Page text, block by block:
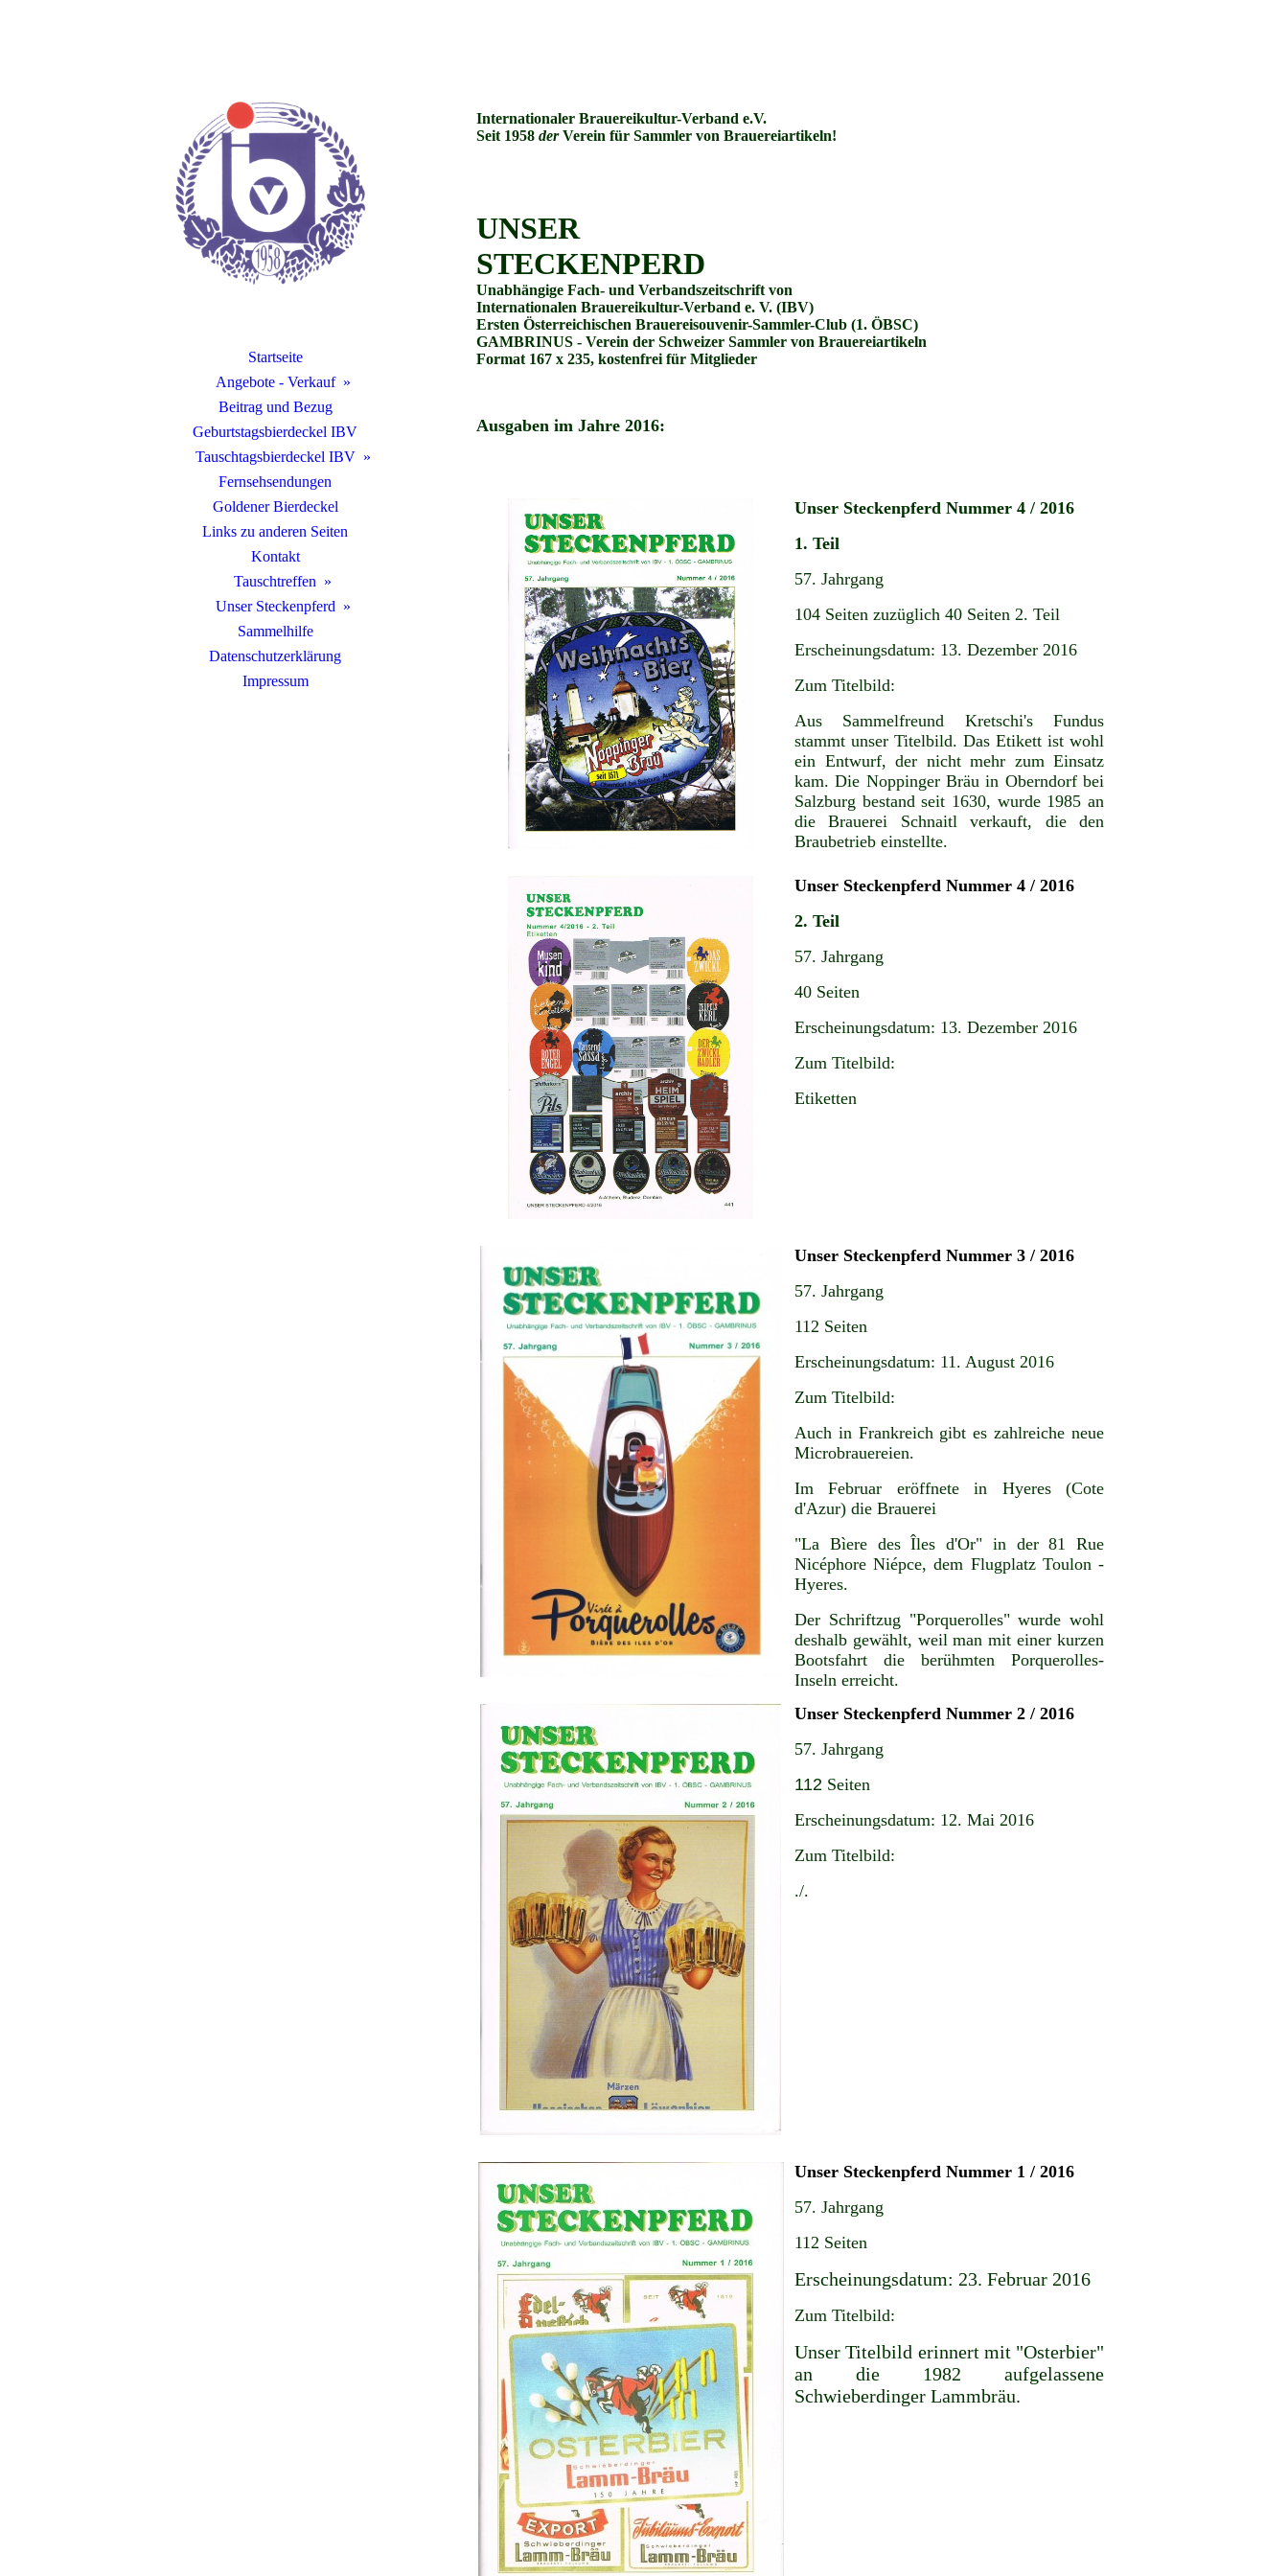
Startseite
Angebote - Verkauf
Beitrag und Bezug
Geburtstagsbierdeckel IBV
Tauschtagsbierdeckel IBV
Fernsehsendungen
Goldener Bierdeckel
Links zu anderen Seiten
Kontakt
Tauschtreffen
Unser Steckenpferd
Sammelhilfe
Datenschutzerklärung
Impressum
Internationaler Brauereikultur-Verband e.V.
Seit 1958 derVerein für Sammler von Brauereiartikeln!
UNSER
STECKENPERD
Unabhängige Fach- und Verbandszeitschrift von
Internationalen Brauereikultur-Verband e. V. (IBV)
Ersten Österreichischen Brauereisouvenir-Sammler-Club (1. ÖBSC)
GAMBRINUS - Verein der Schweizer Sammler von Brauereiartikeln
Format 167 x 235, kostenfrei für Mitglieder
Ausgaben im Jahre 2016:
Unser Steckenpferd Nummer 4 / 2016
1. Teil
57. Jahrgang
104 Seiten zuzüglich 40 Seiten 2. Teil
Erscheinungsdatum: 13. Dezember 2016
Zum Titelbild:
Aus Sammelfreund Kretschi's Fundus
stammt unser Titelbild. Das Etikett ist wohl
ein Entwurf, der nicht mehr zum Einsatz
kam. Die Noppinger Bräu in Oberndorf bei
Salzburg bestand seit 1630, wurde 1985 an
die Brauerei Schnaitl verkauft, die den
Braubetrieb einstellte.
Unser Steckenpferd Nummer 4 / 2016
2. Teil
57. Jahrgang
40 Seiten
Erscheinungsdatum: 13. Dezember 2016
Zum Titelbild:
Etiketten
Unser Steckenpferd Nummer 3 / 2016
57. Jahrgang
112 Seiten
Erscheinungsdatum: 11. August 2016
Zum Titelbild:
Auch in Frankreich gibt es zahlreiche neue
Microbrauereien.
Im Februar eröffnete in Hyeres (Cote
d'Azur) die Brauerei
"La Bìere des Îles d'Or" in der 81 Rue
Nicéphore Niépce, dem Flugplatz Toulon -
Hyeres.
Der Schriftzug "Porquerolles" wurde wohl
deshalb gewählt, weil man mit einer kurzen
Bootsfahrt die berühmten Porquerolles-
Inseln erreicht.
Unser Steckenpferd Nummer 2 / 2016
57. Jahrgang
112 Seiten
Erscheinungsdatum: 12. Mai 2016
Zum Titelbild:
./.
Unser Steckenpferd Nummer 1 / 2016
57. Jahrgang
112 Seiten
Erscheinungsdatum: 23. Februar 2016
Zum Titelbild:
Unser Titelbild erinnert mit "Osterbier"
an die 1982 aufgelassene
Schwieberdinger Lammbräu.